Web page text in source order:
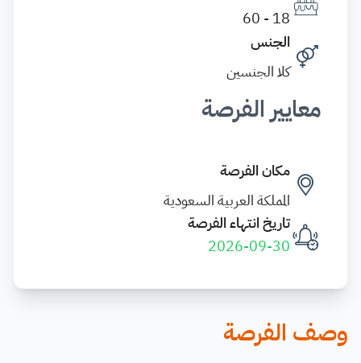
18 - 60
الجنس
كلا الجنسين
معايير الفرصة
مكان الفرصة
المملكة العربية السعودية
تاريخ انتهاء الفرصة
2026-09-30
وصف الفرصة